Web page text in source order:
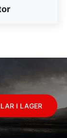
I LAGER